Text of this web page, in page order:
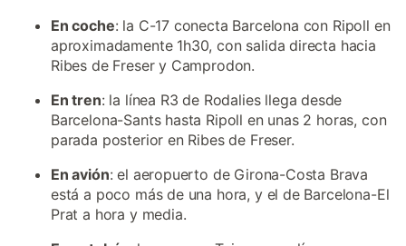
En coche: la C-17 conecta Barcelona con Ripoll en
aproximadamente 1h30, con salida directa hacia
Ribes de Freser y Camprodon.
En tren: la línea R3 de Rodalies llega desde
Barcelona-Sants hasta Ripoll en unas 2 horas, con
parada posterior en Ribes de Freser.
En avión: el aeropuerto de Girona-Costa Brava
está a poco más de una hora, y el de Barcelona-El
Prat a hora y media.